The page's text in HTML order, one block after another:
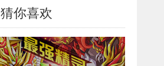
猜你喜欢